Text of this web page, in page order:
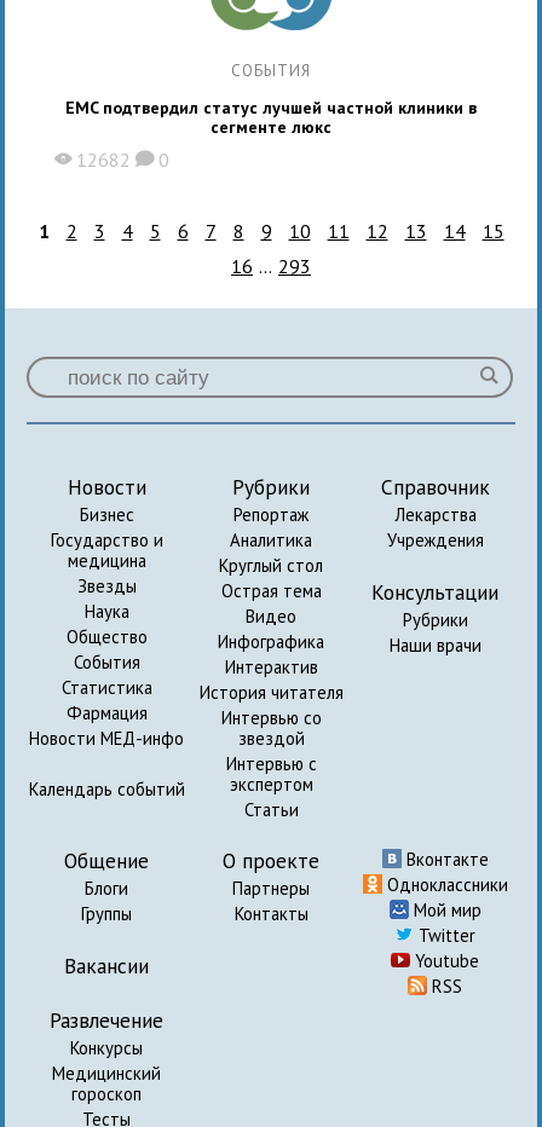
СОБЫТИЯ
EMC подтвердил статус лучшей частной клиники в
сегменте люкс
X 12682 K 0
1 2 3 4 5 6 7 8 9 10 11 12 13 14
15
16 ... 293
Новости
Бизнес
Государство и
медицина
Звезды
Наука
Общество
События
Статистика
Фармация
Новости МЕД-инфо
Календарь событий
Рубрики
Репортаж
Аналитика
Круглый стол
Острая тема
Видео
Инфографика
Интерактив
История читателя
Интервью со
звездой
Интервью с
экспертом
Статьи
Справочник
Лекарства
Учреждения
Консультации
Рубрики
Наши врачи
Общение
Блоги
Группы
Вакансии
Развлечение
Конкурсы
Медицинский
гороскоп
Тесты
О проекте
Партнеры
Контакты
Вконтакте
Одноклассники
Мой мир
Twitter
Youtube
RSS